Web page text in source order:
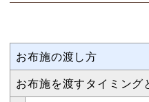
お布施の渡し方
お布施を渡すタイミング